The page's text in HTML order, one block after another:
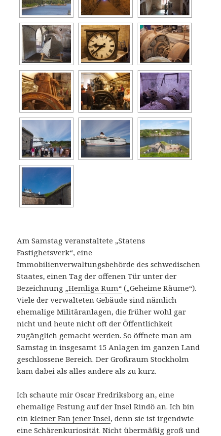
Am Samstag veranstaltete „Statens
Fastighetsverk“, eine
Immobilienverwaltungsbehörde des schwedischen
Staates, einen Tag der offenen Tür unter der
Bezeichnung „Hemliga Rum“ („Geheime Räume“).
Viele der verwalteten Gebäude sind nämlich
ehemalige Militäranlagen, die früher wohl gar
nicht und heute nicht oft der Öffentlichkeit
zugänglich gemacht werden. So öffnete man am
Samstag in insgesamt 15 Anlagen im ganzen Land
geschlossene Bereich. Der Großraum Stockholm
kam dabei als alles andere als zu kurz.
Ich schaute mir Oscar Fredriksborg an, eine
ehemalige Festung auf der Insel Rindö an. Ich bin
einkleiner Fan jener Insel, denn sie ist irgendwie
eine Schärenkuriosität. Nicht übermäßig groß und